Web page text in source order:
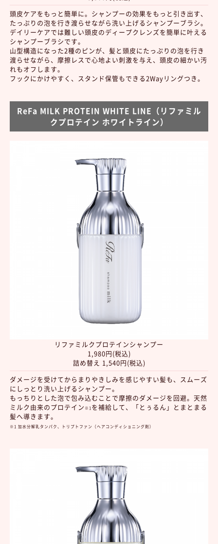
頭皮ケアをもっと簡単に。シャンプーの効果をもっと引き出す、
たっぷりの泡を行き渡らせながら洗い上げるシャンプーブラシ。
デイリーケアでは難しい頭皮のディープクレンズを簡単に叶える
シャンプーブラシです。
山型構造になった2種のピンが、髪と頭皮にたっぷりの泡を行き
渡らせながら、摩擦レスで心地よい刺激を与え、頭皮の細かい汚
れもオフします。
フックにかけやすく、スタンド保管もできる2Wayリングつき。
ReFa MILK PROTEIN WHITE LINE（リファミル
クプロテイン ホワイトライン）
リファミルクプロテインシャンプー
1,980円(税込)
詰め替え 1,540円(税込)
ダメージを受けてからまりやきしみを感じやすい髪も、スムーズ
にしっとり洗い上げるシャンプー。
もっちりとした泡で包み込むことで摩擦のダメージを回避。天然
ミルク由来のプロテイン ※1 を補給して、「とぅるん」とまとまる
髪へ導きます。
※1 加水分解乳タンパク、トリプトファン（ヘアコンディショニング剤）